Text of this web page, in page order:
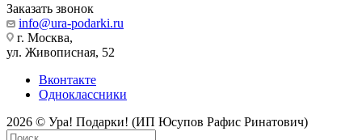
Заказать звонок
info@ura-podarki.ru
г. Москва,
ул. Живописная, 52
Вконтакте
Одноклассники
2026 © Ура! Подарки! (ИП Юсупов Рафис Ринатович)